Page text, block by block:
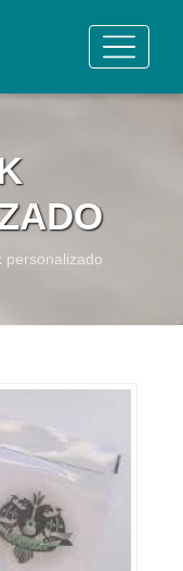
personalizado